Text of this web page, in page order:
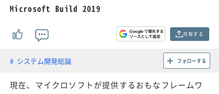
Microsoft Build 2019
共有する
システム開発総論 フォローする
現在、マイクロソフトが提供するおもなフレームワ